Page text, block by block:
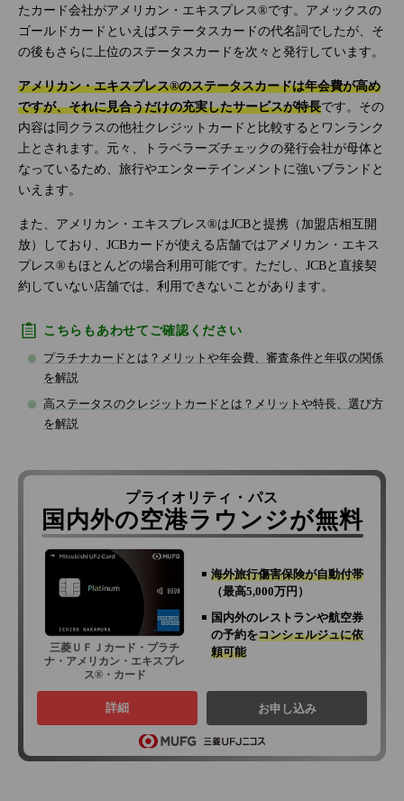
たカード会社がアメリカン・エキスプレス®です。アメックスの
ゴールドカードといえばステータスカードの代名詞でしたが、そ
の後もさらに上位のステータスカードを次々と発行しています。
アメリカン・エキスプレス®のステータスカードは年会費が高め
ですが、それに見合うだけの充実したサービスが特長です。その
内容は同クラスの他社クレジットカードと比較するとワンランク
上とされます。元々、トラベラーズチェックの発行会社が母体と
なっているため、旅行やエンターテインメントに強いブランドと
いえます。
また、アメリカン・エキスプレス®はJCBと提携（加盟店相互開
放）しており、JCBカードが使える店舗ではアメリカン・エキス
プレス®もほとんどの場合利用可能です。ただし、JCBと直接契
約していない店舗では、利用できないことがあります。
こちらもあわせてご確認ください
プラチナカードとは？メリットや年会費、審査条件と年収の関係
を解説
高ステータスのクレジットカードとは？メリットや特長、選び方
を解説
プライオリティ・パス
国内外の空港ラウンジが無料
三菱ＵＦＪカード・プラチ
ナ・アメリカン・エキスプレ
ス®・カード
海外旅行傷害保険が自動付帯
（最高5,000万円）
国内外のレストランや航空券
の予約をコンシェルジュに依
頼可能
詳細 お申し込み